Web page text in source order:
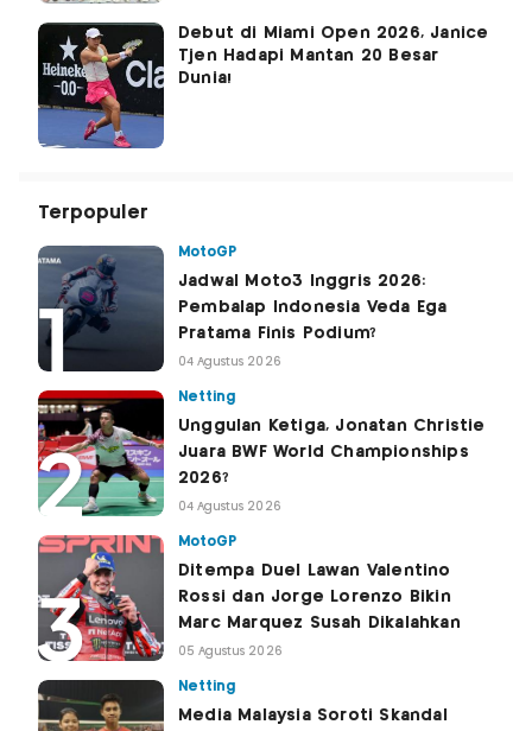
Debut di Miami Open 2026, Janice
Tjen Hadapi Mantan 20 Besar
Dunia!
Terpopuler
MotoGP
Jadwal Moto3 Inggris 2026:
Pembalap Indonesia Veda Ega
Pratama Finis Podium?
04 Agustus 2026
Netting
Unggulan Ketiga, Jonatan Christie
Juara BWF World Championships
2026?
04 Agustus 2026
MotoGP
Ditempa Duel Lawan Valentino
Rossi dan Jorge Lorenzo Bikin
Marc Marquez Susah Dikalahkan
05 Agustus 2026
Netting
Media Malaysia Soroti Skandal